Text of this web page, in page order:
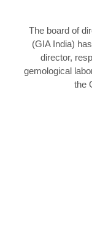
The board of
(GIA India)
director,
gemological
the